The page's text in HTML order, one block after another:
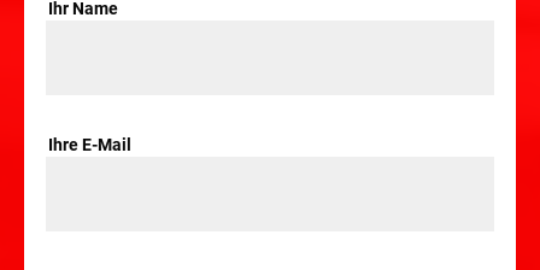
Ihr Name
Ihre E-Mail